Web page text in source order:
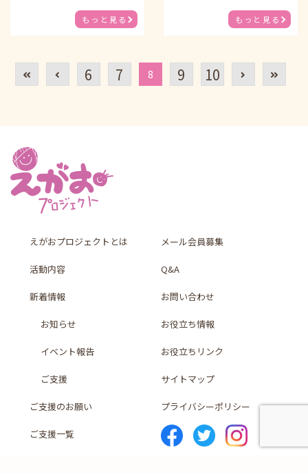
もっと見る もっと見る
6 7 8 9 10
えがおプロジェクトとは
活動内容
新着情報
お知らせ
イベント報告
ご支援
ご支援のお願い
ご支援一覧
メール会員募集
Q&A
お問い合わせ
お役立ち情報
お役立ちリンク
サイトマップ
プライバシーポリシー